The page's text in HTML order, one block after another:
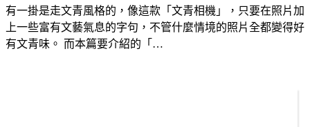
有一掛是走文青風格的，像這款「文青相機」，只要在照片加
上一些富有文藝氣息的字句，不管什麼情境的照片全都變得好
有文青味。 而本篇要介紹的「…